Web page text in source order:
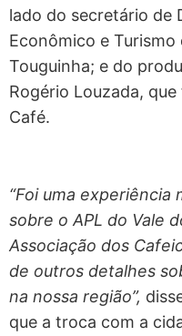
lado do secretário de
Econômico e Turismo
Touguinha; e do
Rogério Louzada,
Café.
“Foi uma
sobre o APL do Vale
Associação dos
de outros detalhes
na nossa região”,
que a troca com a